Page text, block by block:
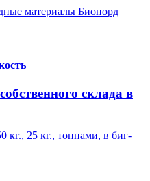
склада в
кг., 25 кг., тоннами, в биг-